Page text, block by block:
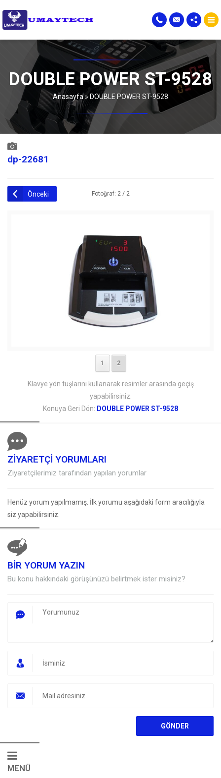
DOUBLE POWER ST-9528
Anasayfa» DOUBLE POWER ST-9528
dp-22681
Önceki Fotoğraf: 2 / 2
1 2
Klavye yön tuşlarını kullanarak resimler arasında geçiş
yapabilirsiniz.
Konuya Geri Dön: DOUBLE POWER ST-9528
ZİYARETÇİ YORUMLARI
Ziyaretçilerimiz tarafından yapılan yorumlar
Henüz yorum yapılmamış. İlk yorumu aşağıdaki form aracılığıyla
siz yapabilirsiniz.
BİR YORUM YAZIN
Bu konu hakkındaki görüşünüzü belirtmek ister misiniz?
MENÜ